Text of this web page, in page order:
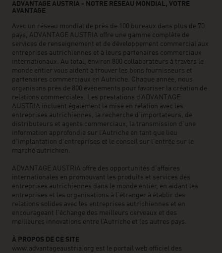
ADVANTAGE AUSTRIA - NOTRE RÉSEAU MONDIAL, VOTRE
AVANTAGE
Avec un réseau mondial de près de 100 bureaux dans plus de 70
pays, ADVANTAGE AUSTRIA offre une gamme complète de
services de renseignement et de développement commercial aux
entreprises autrichiennes et à leurs partenaires commerciaux
internationaux. Au total, environ 800 collaborateurs à travers le
monde entier vous aident à trouver les bons fournisseurs et
partenaires commerciaux en Autriche. Chaque année, nous
organisons près de 800 événements pour favoriser la création de
relations commerciales. Les prestations d’ADVANTAGE
AUSTRIA incluent également la mise en relation avec les
entreprises autrichiennes, la recherche d’importateurs, de
distributeurs et agents commerciaux, la transmission d’une
information approfondie sur l’Autriche en tant que lieu
d’implantation d’entreprises et le conseil sur l’entrée sur le
marché autrichien.
ADVANTAGE AUSTRIA offre des opportunités d'affaires
internationales en promouvant les produits et services des
entreprises autrichiennes dans le monde entier, en aidant les
entreprises et les organisations à l’étranger à établir des
relations solides avec les entreprises autrichiennes et en
encourageant l'échange des meilleurs cerveaux et des
meilleures innovations entre l’Autriche et les autres pays.
À PROPOS DE CE SITE
www.advantageaustria.org est le portail web officiel des